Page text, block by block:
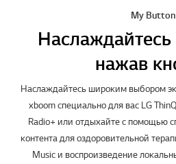
My Button
нажав
Наслаждайтесь широким выбором
xboom специально для вас LG
Radio+ или отдыхайте с помощью
контента для оздоровительной
Music и воспроизведение